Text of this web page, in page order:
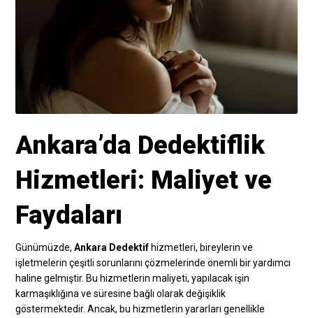
Ankara’da Dedektiflik
Hizmetleri: Maliyet ve
Faydaları
Günümüzde,Ankara Dedektif hizmetleri, bireylerin ve
işletmelerin çeşitli sorunlarını çözmelerinde önemli bir yardımcı
haline gelmiştir. Bu hizmetlerin maliyeti, yapılacak işin
karmaşıklığına ve süresine bağlı olarak değişiklik
göstermektedir. Ancak, bu hizmetlerin yararları genellikle